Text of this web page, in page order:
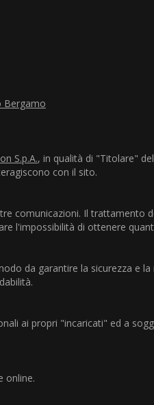
Bergamo
S.p.A., in qualità di "Titolare"
con il sito.
comunicazioni. Il trattamento
l'impossibilità di ottenere
da garantire la sicurezza e la
ai propri "incaricati" ed a
online.